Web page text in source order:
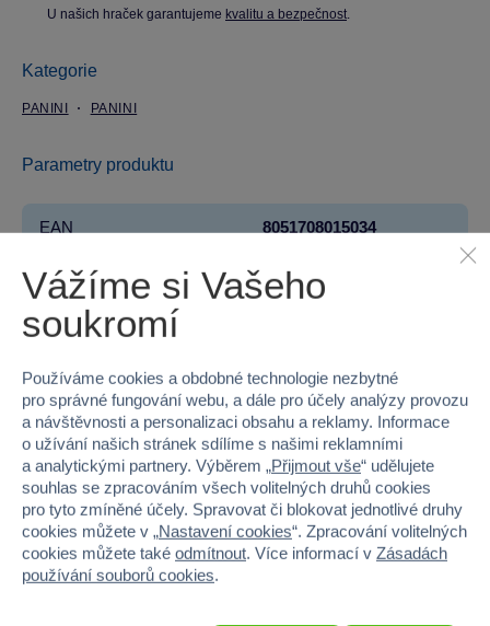
U našich hraček garantujeme kvalitu a bezpečnost.
Kategorie
PANINI PANINI
Parametry produktu
EAN 8051708015034
Kód produktu 936-01-7831
Značka
Licence FIFA
Věk od 3
Pohlaví KLUK
Materiál PAPÍR
Šířka 13
Vážíme si Vašeho
soukromí
Používáme cookies a obdobné technologie nezbytné
pro správné fungování webu, a dále pro účely analýzy provozu
a návštěvnosti a personalizaci obsahu a reklamy. Informace
o užívání našich stránek sdílíme s našimi reklamními
a analytickými partnery. Výběrem „Přijmout vše“ udělujete
souhlas se zpracováním všech volitelných druhů cookies
pro tyto zmíněné účely. Spravovat či blokovat jednotlivé druhy
cookies můžete v „Nastavení cookies“. Zpracování volitelných
cookies můžete také odmítnout. Více informací v Zásadách
používání souborů cookies.